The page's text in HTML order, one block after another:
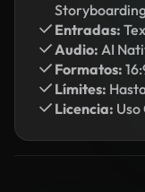
Entradas:
Audio: AI
Formatos:
Límites:
Licencia: